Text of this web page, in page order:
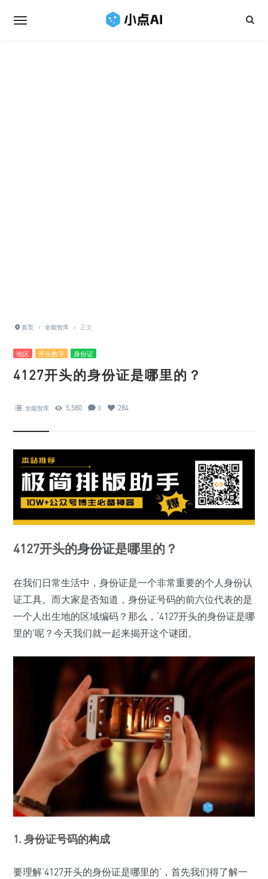
首页 › 全能智库 › 正文
地区 开头数字 身份证
4127开头的身份证是哪里的？
全能智库 5,580 0 284
4127开头的身份证是哪里的？
在我们日常生活中，身份证是一个非常重要的个人身份认
证工具。而大家是否知道，身份证号码的前六位代表的是
一个人出生地的区域编码？那么，‘4127开头的身份证是哪
里的’呢？今天我们就一起来揭开这个谜团。
1. 身份证号码的构成
要理解‘4127开头的身份证是哪里的’，首先我们得了解一